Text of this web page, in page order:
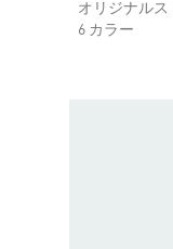
オリジナルス
6 カラー